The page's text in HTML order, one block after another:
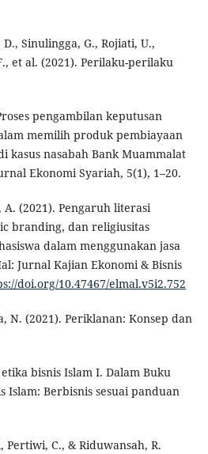
Sinulingga, G., Rojiati, U.,
et al. (2021). Perilaku-perilaku
pengambilan keputusan
memilih produk pembiayaan
kasus nasabah Bank Muammalat
Ekonomi Syariah, 5(1), 1–20.
A. (2021). Pengaruh literasi
branding, dan religiusitas
dalam menggunakan jasa
Jurnal Kajian Ekonomi & Bisnis
doi.org/10.47467/elmal.v5i2.752
N. (2021). Periklanan: Konsep dan
bisnis Islam I. Dalam Buku
Islam: Berbisnis sesuai panduan
Pertiwi, C., & Riduwansah, R.